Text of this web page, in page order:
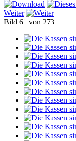
Weiter
Bild 61 von 273